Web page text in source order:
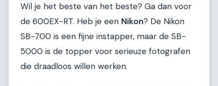
Wil je het beste van het beste? Ga dan voor
de 600EX-RT. Heb je een Nikon? De Nikon
SB-700 is een fijne instapper, maar de SB-
5000 is de topper voor serieuze fotografen
die draadloos willen werken.